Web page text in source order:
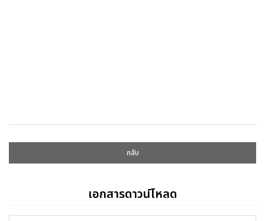
กลับ
เอกสารดาวน์โหลด